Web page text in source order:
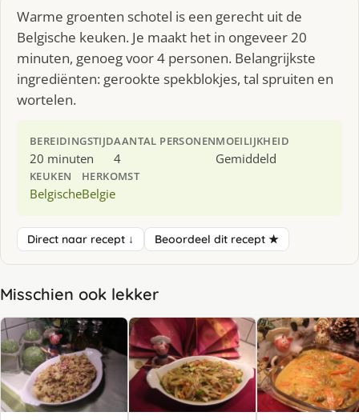
Warme groenten schotel is een gerecht uit de
Belgische keuken. Je maakt het in ongeveer 20
minuten, genoeg voor 4 personen. Belangrijkste
ingrediënten: gerookte spekblokjes, tal spruiten en
wortelen.
BEREIDINGSTIJD
20 minuten
AANTAL PERSONEN
4
MOEILIJKHEID
Gemiddeld
KEUKEN
Belgische
HERKOMST
Belgie
Direct naar recept ↓ Beoordeel dit recept ★
Misschien ook lekker